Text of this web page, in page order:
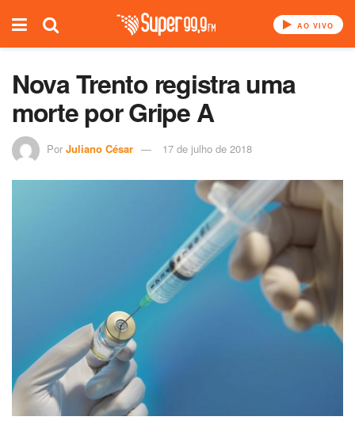
AO VIVO
Nova Trento registra uma
morte por Gripe A
Por Juliano César 17 de julho de 2018